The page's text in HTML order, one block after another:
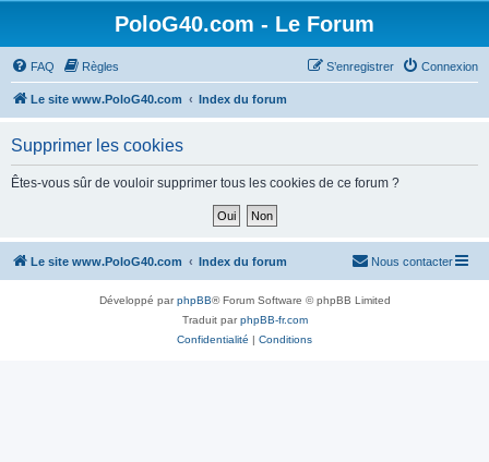
PoloG40.com - Le Forum
FAQ Règles Connexion
S’enregistrer
Le site www.PoloG40.com Index du forum
Supprimer les cookies
Êtes-vous sûr de vouloir supprimer tous les cookies de ce forum ?
Le site www.PoloG40.com Index du forum Nous contacter
Développé parphpBB® Forum Software © phpBB Limited
Traduit parphpBB-fr.com
Confidentialité | Conditions